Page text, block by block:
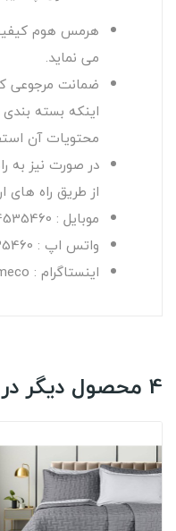
هرمس هوم
می نماید.
اینکه بسته
محتویات آن
در صورت نیز به
از طریق راه های
موبایل : 09214535460
واتس اپ : 09214535460
اینستاگرام : hermeshomeco
4 محصول دیگر در همین شاخه: